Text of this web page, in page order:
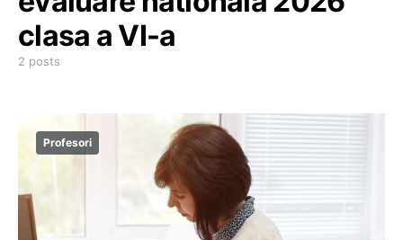
clasa a VI-a
2 posts
Profesori